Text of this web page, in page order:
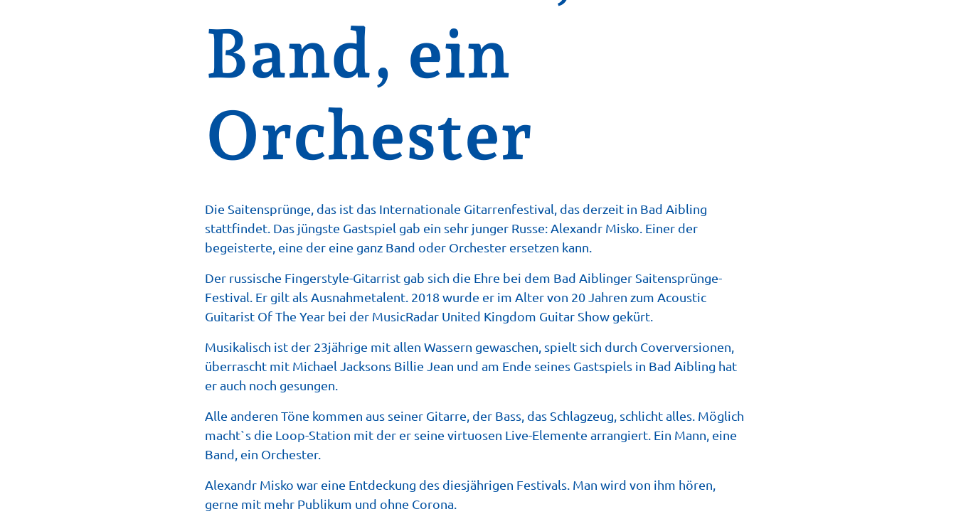
Band, ein
Orchester
Die Saitensprünge, das ist das Internationale Gitarrenfestival, das derzeit in Bad Aibling
stattfindet. Das jüngste Gastspiel gab ein sehr junger Russe: Alexandr Misko. Einer der
begeisterte, eine der eine ganz Band oder Orchester ersetzen kann.
Der russische Fingerstyle-Gitarrist gab sich die Ehre bei dem Bad Aiblinger Saitensprünge-
Festival. Er gilt als Ausnahmetalent. 2018 wurde er im Alter von 20 Jahren zum Acoustic
Guitarist Of The Year bei der MusicRadar United Kingdom Guitar Show gekürt.
Musikalisch ist der 23jährige mit allen Wassern gewaschen, spielt sich durch Coverversionen,
überrascht mit Michael Jacksons Billie Jean und am Ende seines Gastspiels in Bad Aibling hat
er auch noch gesungen.
Alle anderen Töne kommen aus seiner Gitarre, der Bass, das Schlagzeug, schlicht alles. Möglich
macht`s die Loop-Station mit der er seine virtuosen Live-Elemente arrangiert. Ein Mann, eine
Band, ein Orchester.
Alexandr Misko war eine Entdeckung des diesjährigen Festivals. Man wird von ihm hören,
gerne mit mehr Publikum und ohne Corona.